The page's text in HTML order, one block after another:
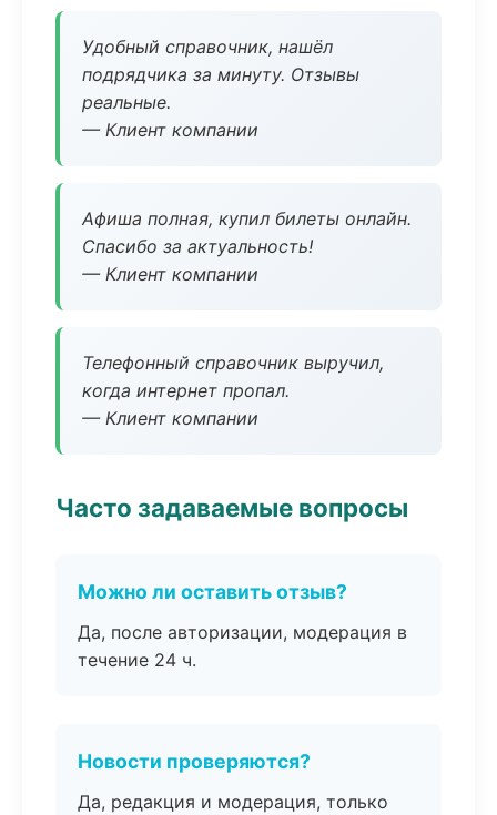
Удобный справочник, нашёл
подрядчика за минуту. Отзывы
реальные.
— Клиент компании
Афиша полная, купил билеты онлайн.
Спасибо за актуальность!
— Клиент компании
Телефонный справочник выручил,
когда интернет пропал.
— Клиент компании
Часто задаваемые вопросы
Можно ли оставить отзыв?
Да, после авторизации, модерация в
течение 24 ч.
Новости проверяются?
Да, редакция и модерация, только